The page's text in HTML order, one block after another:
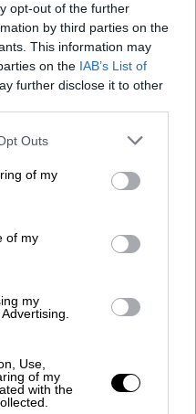
opt-out of the further
by third parties on the
This information may
on the IAB’s List of
further disclose it to other
uses one or more Google
You may click to
its third-party tags to
purposes in below Google
Outs
of my
of my
my
Use,
of my
with the
Instagram
5 έως 25 δολάρια,
μια
ψηφιακή
του Αγίου
ενημερώνει ότι
τοόνομά
τους και